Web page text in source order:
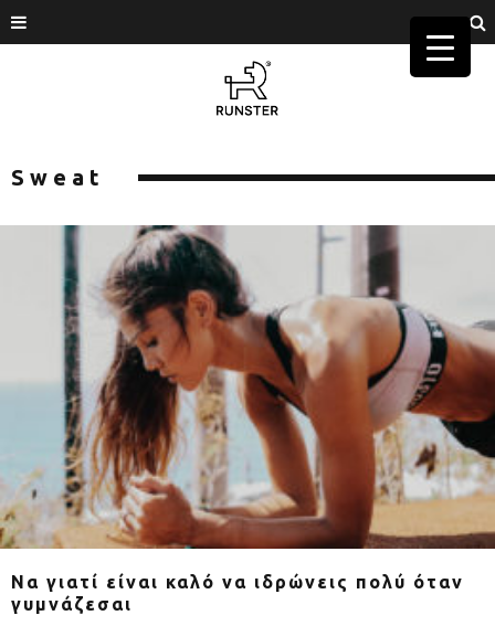
Sweat
Να γιατί είναι καλό να ιδρώνεις πολύ όταν
γυμνάζεσαι